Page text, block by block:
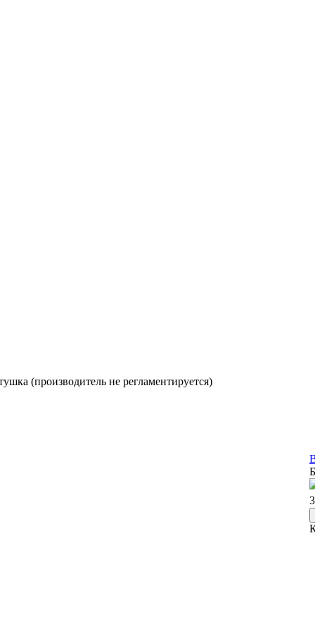
(производитель не регламентируется)